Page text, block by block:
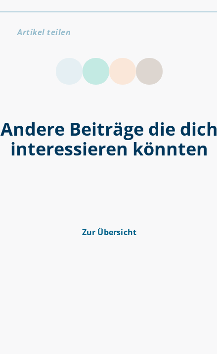
Artikel teilen
LinkedIn
Facebook
Twitter
Andere Beiträge die dich
interessieren könnten
Zur Übersicht